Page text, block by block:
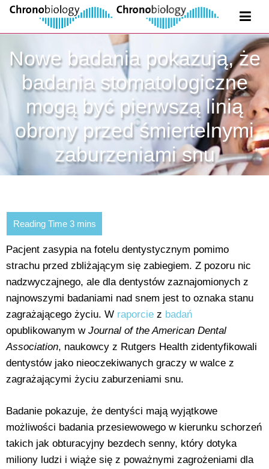
Nowe badania pokazują, że
badania stomatologiczne
mogą być pierwszą linią
obrony przed śmiertelnymi
zaburzeniami snu
Pacjent zasypia na fotelu dentystycznym pomimo
strachu przed zbliżającym się zabiegiem. Z pozoru nic
nadzwyczajnego, ale dla dentystów zaznajomionych z
najnowszymi badaniami nad snem jest to oznaka stanu
zagrażającego życiu. W raporcie z badań
opublikowanym w Journal of the American Dental
Association, naukowcy z Rutgers Health zidentyfikowali
dentystów jako nieoczekiwanych graczy w walce z
zagrażającymi życiu zaburzeniami snu.
Badanie pokazuje, że dentyści mają wyjątkowe
możliwości badania przesiewowego w kierunku schorzeń
takich jak obturacyjny bezdech senny, który dotyka
miliony ludzi i wiąże się z poważnymi zagrożeniami dla